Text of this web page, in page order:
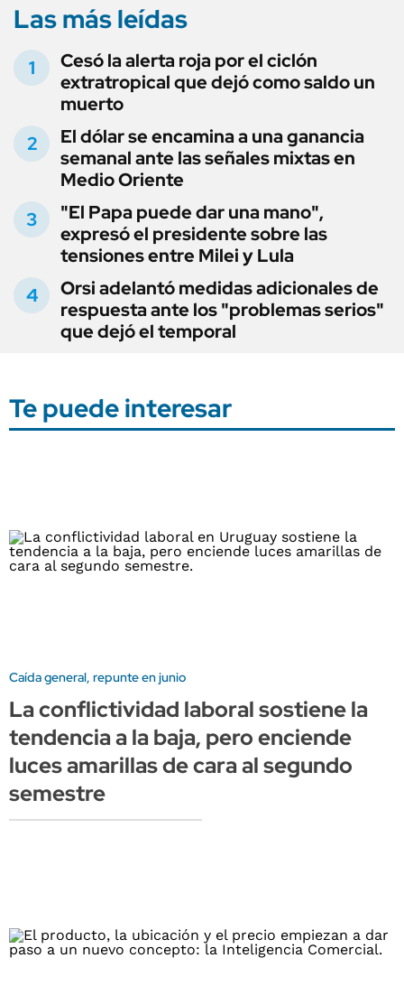
Las más leídas
Cesó la alerta roja por el ciclón
extratropical que dejó como saldo un
muerto
El dólar se encamina a una ganancia
semanal ante las señales mixtas en
Medio Oriente
"El Papa puede dar una mano",
expresó el presidente sobre las
tensiones entre Milei y Lula
Orsi adelantó medidas adicionales de
respuesta ante los "problemas serios"
que dejó el temporal
Te puede interesar
Caída general, repunte en junio
La conflictividad laboral sostiene la
tendencia a la baja, pero enciende
luces amarillas de cara al segundo
semestre